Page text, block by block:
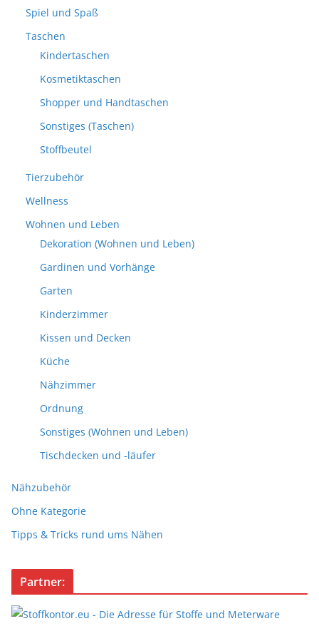
Spiel und Spaß
Taschen
Kindertaschen
Kosmetiktaschen
Shopper und Handtaschen
Sonstiges (Taschen)
Stoffbeutel
Tierzubehör
Wellness
Wohnen und Leben
Dekoration (Wohnen und Leben)
Gardinen und Vorhänge
Garten
Kinderzimmer
Kissen und Decken
Küche
Nähzimmer
Ordnung
Sonstiges (Wohnen und Leben)
Tischdecken und -läufer
Nähzubehör
Ohne Kategorie
Tipps & Tricks rund ums Nähen
Partner: